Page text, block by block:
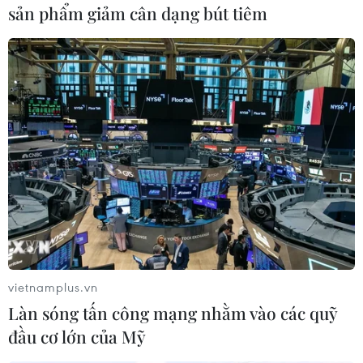
Theo quan chức trên, những thiệt hại mà cựu
Bộ trưởng Nội vụ Lutsenko đãgây ra cho Nhà
nước Ukraine ước tính lên tới 122.000 USD./.
(Vietnam+)
sản phẩm giảm cân dạng bút tiêm
vietnamplus.vn
Làn sóng tấn công mạng nhằm vào các quỹ
đầu cơ lớn của Mỹ